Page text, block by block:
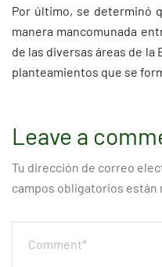
Por último, se determinó
manera mancomunada
de las diversas áreas de
planteamientos que se
Leave a
Tu dirección de correo
campos obligatorios están